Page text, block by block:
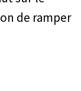
de ramper